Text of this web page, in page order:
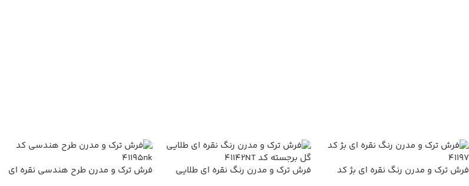
فرش ترک و مدرن رنگ نقره ای بژ کد
فرش ترک و مدرن رنگ نقره ای طلایی
فرش ترک و مدرن طرح هندسی نقره ای